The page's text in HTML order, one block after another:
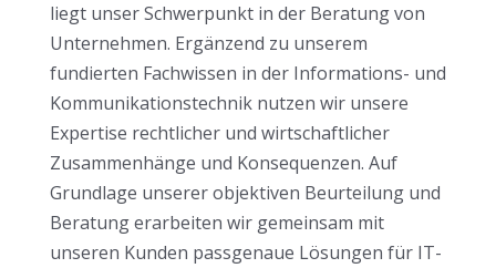
liegt unser Schwerpunkt in der Beratung von
Unternehmen. Ergänzend zu unserem
fundierten Fachwissen in der Informations- und
Kommunikationstechnik nutzen wir unsere
Expertise rechtlicher und wirtschaftlicher
Zusammenhänge und Konsequenzen. Auf
Grundlage unserer objektiven Beurteilung und
Beratung erarbeiten wir gemeinsam mit
unseren Kunden passgenaue Lösungen für IT-